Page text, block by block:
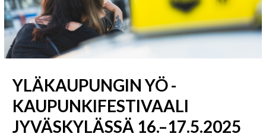
YLÄKAUPUNGIN YÖ -
KAUPUNKIFESTIVAALI
JYVÄSKYLÄSSÄ 16.–17.5.2025